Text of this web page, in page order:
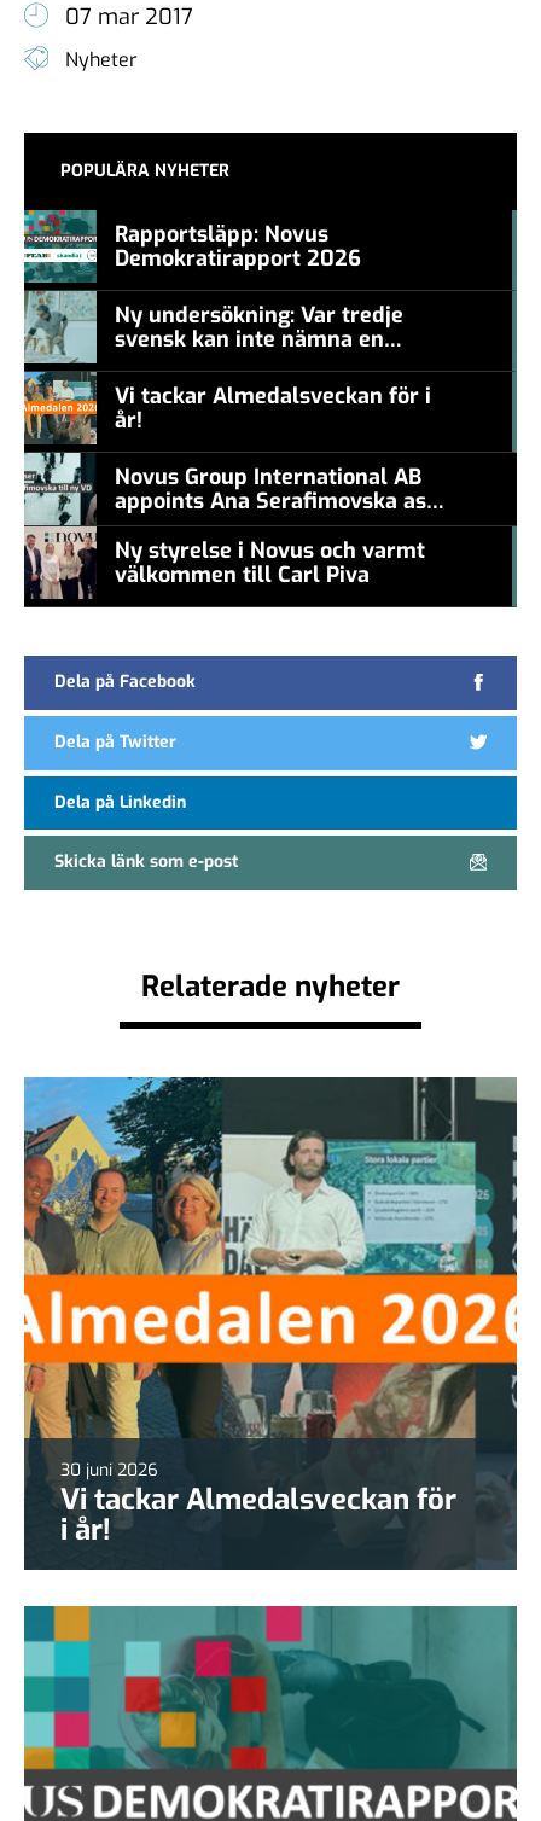
07 mar 2017
Nyheter
POPULÄRA NYHETER
Rapportsläpp: Novus
Demokratirapport 2026
Ny undersökning: Var tredje
svensk kan inte nämna en
levande konstnär
Vi tackar Almedalsveckan för i
år!
Novus Group International AB
appoints Ana Serafimovska as
new CEO
Ny styrelse i Novus och varmt
välkommen till Carl Piva
Dela på Facebook
Dela på Twitter
Dela på Linkedin
Skicka länk som e-post
Relaterade nyheter
30 juni 2026
Vi tackar Almedalsveckan för
i år!